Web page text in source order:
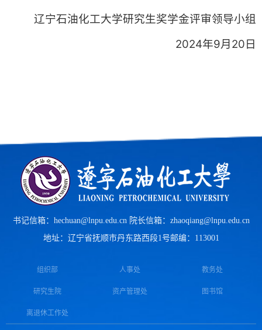
辽宁石油化工大学研究生奖学金评审领导小组
2024年9月20日
书记信箱：hechuan@lnpu.edu.cn 院长信箱：zhaoqiang@lnpu.edu.cn
地址：辽宁省抚顺市丹东路西段1号 邮编：113001
组织部 人事处 教务处
研究生院 资产管理处 图书馆
离退休工作处